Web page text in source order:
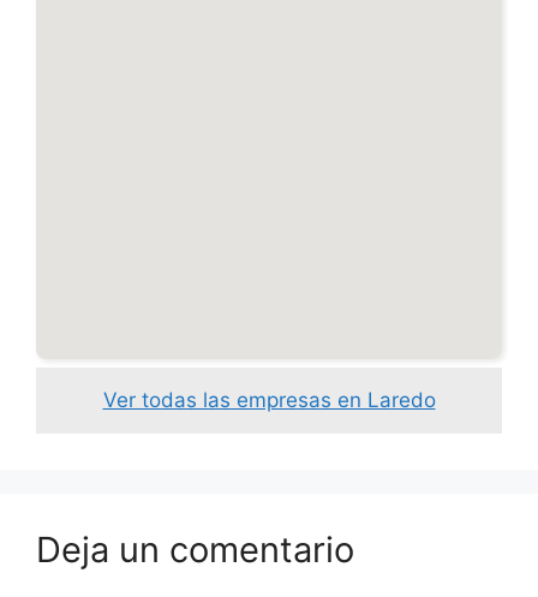
Ver todas las empresas en Laredo
Deja un comentario